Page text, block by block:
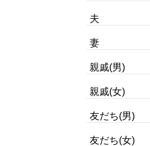
夫
妻
親戚(男)
親戚(女)
友だち(男)
友だち(女)